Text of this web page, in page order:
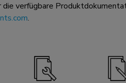
die verfügbare
.